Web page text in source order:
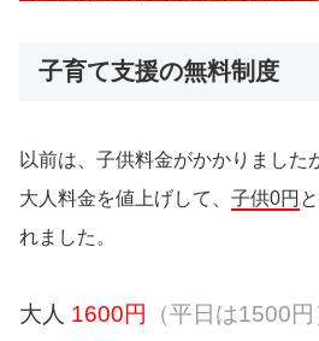
子育て支援の無料制度
以前は、子供料金がかかりました
大人料金を値上げして、 子供0円
れました。
大人 1600円 （平日は1500円